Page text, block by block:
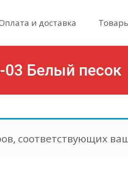
и доставка
03 Белый песок
соответствующих